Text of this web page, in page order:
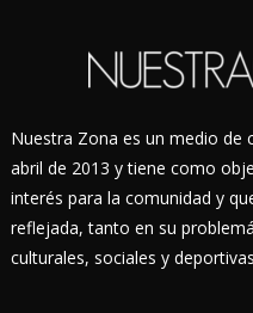
Nuestra Zona es un medio de
abril de 2013 y tiene como
interés para la comunidad y
reflejada, tanto en su
culturales, sociales y